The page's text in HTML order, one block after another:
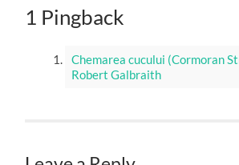
1 Pingback
Chemarea cucului (Cormoran
Robert Galbraith